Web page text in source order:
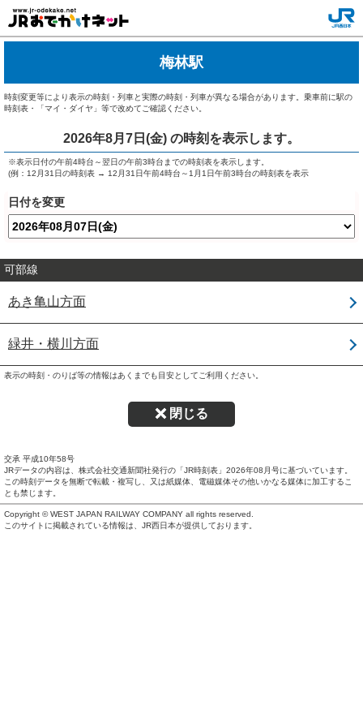
梅林駅
時刻変更等により表示の時刻・列車と実際の時刻・列車が異なる場合があります。乗車前に駅の
時刻表・「マイ・ダイヤ」等で改めてご確認ください。
2026年8月7日(金) の時刻を表示します。
日付を変更
※表示日付の午前4時台～翌日の午前3時台までの時刻表を表示します。
(例：12月31日の時刻表 → 12月31日午前4時台～1月1日午前3時台の時刻表を表示
可部線
あき亀山方面
緑井・横川方面
表示の時刻・のりば等の情報はあくまでも目安としてご利用ください。
閉じる
交承 平成10年58号
JRデータの内容は、株式会社交通新聞社発行の「JR時刻表」 2026年08月号に基づいています。
この時刻データを無断で転載・複写し、又は紙媒体、電磁媒体その他いかなる媒体に加工するこ
とも禁じます。
Copyright © WEST JAPAN RAILWAY COMPANY all rights reserved.
このサイトに掲載されている情報は、JR西日本が提供しております。